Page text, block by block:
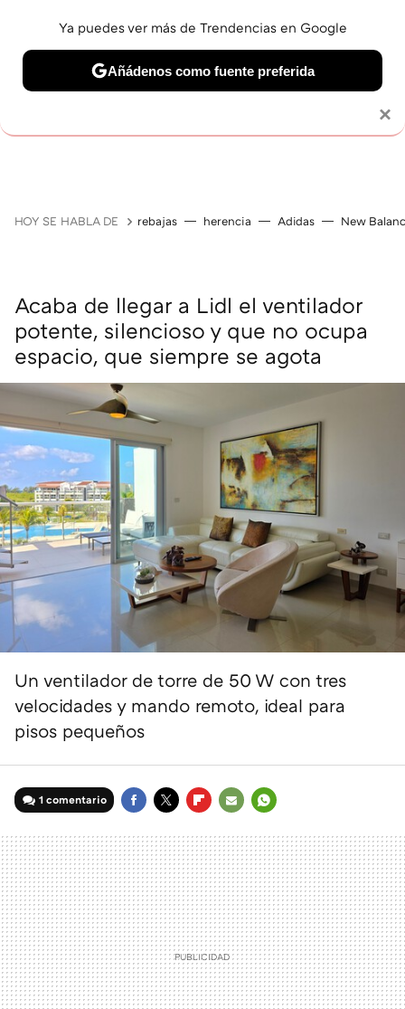
OFERTAS EN
HOY SE HABLA DE rebajas herencia Adidas New
Acaba de llegar a Lidl el ventilador
potente, silencioso y que no ocupa
espacio, que siempre se agota
Un ventilador de torre de 50 W con tres
velocidades y mando remoto, ideal para
pisos pequeños
1 comentario
MAIL
×
Ya puedes ver más de Trendencias en Google
Añádenos como fuente preferida